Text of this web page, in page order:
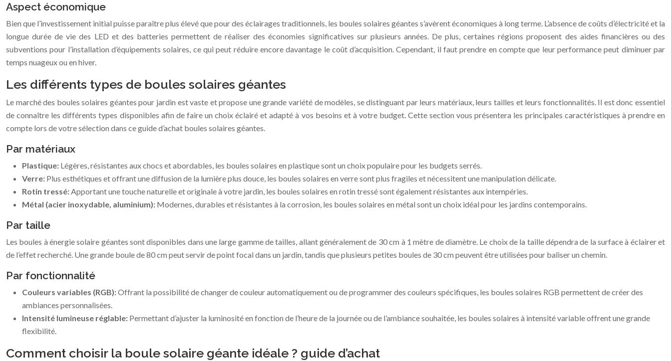
Aspect économique
Bien que l’investissement initial puisse paraître plus élevé que pour des éclairages traditionnels, les boules solaires géantes s’avèrent économiques à long terme. L’absence de coûts d’électricité et la
longue durée de vie des LED et des batteries permettent de réaliser des économies significatives sur plusieurs années. De plus, certaines régions proposent des aides financières ou des
subventions pour l’installation d’équipements solaires, ce qui peut réduire encore davantage le coût d’acquisition. Cependant, il faut prendre en compte que leur performance peut diminuer par
temps nuageux ou en hiver.
Les différents types de boules solaires géantes
Le marché des boules solaires géantes pour jardin est vaste et propose une grande variété de modèles, se distinguant par leurs matériaux, leurs tailles et leurs fonctionnalités. Il est donc essentiel
de connaître les différents types disponibles afin de faire un choix éclairé et adapté à vos besoins et à votre budget. Cette section vous présentera les principales caractéristiques à prendre en
compte lors de votre sélection dans ce guide d’achat boules solaires géantes.
Par matériaux
Plastique: Légères, résistantes aux chocs et abordables, les boules solaires en plastique sont un choix populaire pour les budgets serrés.
Verre: Plus esthétiques et offrant une diffusion de la lumière plus douce, les boules solaires en verre sont plus fragiles et nécessitent une manipulation délicate.
Rotin tressé:Apportant une touche naturelle et originale à votre jardin, les boules solaires en rotin tressé sont également résistantes aux intempéries.
Métal (acier inoxydable, aluminium): Modernes, durables et résistantes à la corrosion, les boules solaires en métal sont un choix idéal pour les jardins contemporains.
Par taille
Les boules à énergie solaire géantes sont disponibles dans une large gamme de tailles, allant généralement de 30 cm à 1 mètre de diamètre. Le choix de la taille dépendra de la surface à éclairer et
de l’effet recherché. Une grande boule de 80 cm peut servir de point focal dans un jardin, tandis que plusieurs petites boules de 30 cm peuvent être utilisées pour baliser un chemin.
Par fonctionnalité
Couleurs variables (RGB):Offrant la possibilité de changer de couleur automatiquement ou de programmer des couleurs spécifiques, les boules solaires RGB permettent de créer des
ambiances personnalisées.
Intensité lumineuse réglable: Permettant d’ajuster la luminosité en fonction de l’heure de la journée ou de l’ambiance souhaitée, les boules solaires à intensité variable offrent une grande
flexibilité.
Comment choisir la boule solaire géante idéale ? guide d’achat